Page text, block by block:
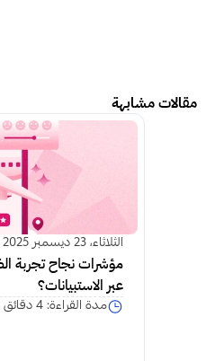
مقالات مشابهة
الثلاثاء، 23 ديسمبر 2025
عبر الاستبيانات؟
مدة القراءة: 4 دقائق